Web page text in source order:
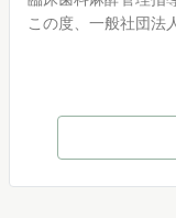
この度、一般社団法